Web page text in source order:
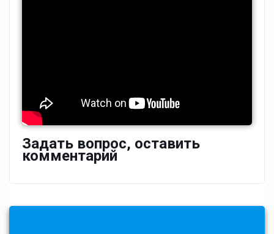
Задать вопрос, оставить
комментарий